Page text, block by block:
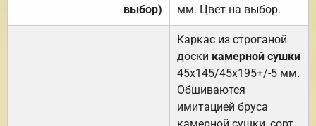
выбор)
мм. Цвет на выбор.
Каркас из строганой
доски камерной сушки
45х145/45х195+/-5 мм.
Обшиваются
имитацией бруса